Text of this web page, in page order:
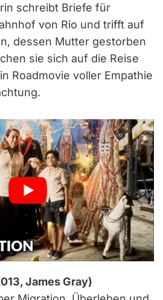
schreibt Briefe für
von Rio und trifft auf
dessen Mutter gestorben
sie sich auf die Reise
Roadmovie voller Empathie
James Gray)